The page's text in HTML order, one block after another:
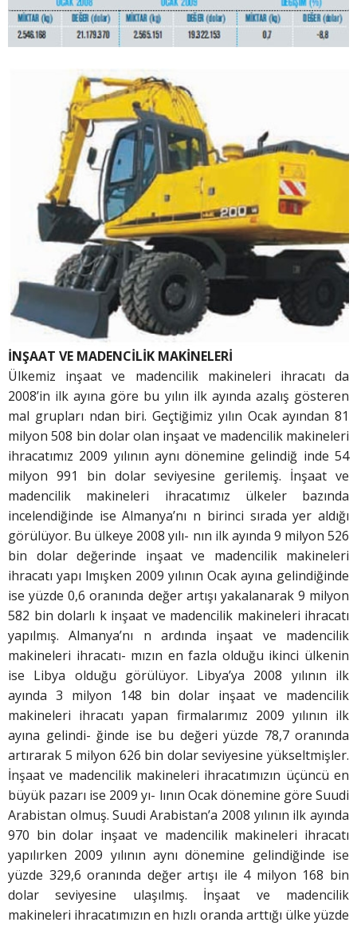
İNŞAAT VE MADENCİLİK MAKİNELERİ
Ülkemiz inşaat ve madencilik makineleri ihracatı da
2008’in ilk ayına göre bu yılın ilk ayında azalış gösteren
mal grupları ndan biri. Geçtiğimiz yılın Ocak ayından 81
milyon 508 bin dolar olan inşaat ve madencilik makineleri
ihracatımız 2009 yılının aynı dönemine gelindiğ inde 54
milyon 991 bin dolar seviyesine gerilemiş. İnşaat ve
madencilik makineleri ihracatımız ülkeler bazında
incelendiğinde ise Almanya’nı n birinci sırada yer aldığı
görülüyor. Bu ülkeye 2008 yılı- nın ilk ayında 9 milyon 526
bin dolar değerinde inşaat ve madencilik makineleri
ihracatı yapı lmışken 2009 yılının Ocak ayına gelindiğinde
ise yüzde 0,6 oranında değer artışı yakalanarak 9 milyon
582 bin dolarlı k inşaat ve madencilik makineleri ihracatı
yapılmış. Almanya’nı n ardında inşaat ve madencilik
makineleri ihracatı- mızın en fazla olduğu ikinci ülkenin
ise Libya olduğu görülüyor. Libya’ya 2008 yılının ilk
ayında 3 milyon 148 bin dolar inşaat ve madencilik
makineleri ihracatı yapan firmalarımız 2009 yılının ilk
ayına gelindi- ğinde ise bu değeri yüzde 78,7 oranında
artırarak 5 milyon 626 bin dolar seviyesine yükseltmişler.
İnşaat ve madencilik makineleri ihracatımızın üçüncü en
büyük pazarı ise 2009 yı- lının Ocak dönemine göre Suudi
Arabistan olmuş. Suudi Arabistan’a 2008 yılının ilk ayında
970 bin dolar inşaat ve madencilik makineleri ihracatı
yapılırken 2009 yılının aynı dönemine gelindiğinde ise
yüzde 329,6 oranında değer artışı ile 4 milyon 168 bin
dolar seviyesine ulaşılmış. İnşaat ve madencilik
makineleri ihracatımızın en hızlı oranda arttığı ülke yüzde